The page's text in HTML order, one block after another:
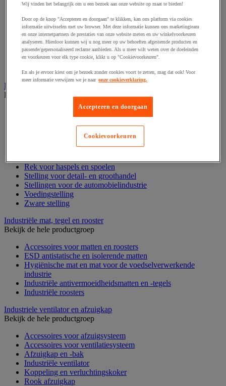
Hijspoelie en -katrol
Kabel
Kopschakel en snelschakel
Sjorband en trekstang
Spanband
Stalen ketting
Touw en draad
Industriële en magazijnstellingen
Bekijk de hele productgroep
Doorschuifstelling en doorrolstelling
Middelzware stelling
Rek voor haspels en spoelen
Stelling voor detail- en groothandel
Stellingen voor de automobielindustrie
Voedingstelling
Zware stelling
Industriële mat, tegel en rooster
Bekijk de hele productgroep
Accessoires voor matten en roosters
ESD antistatische en isolerende matten
Hygiënische mat en mat voor de voedselverwerkende
industrie
Industriële antivermoeidheidsmatten en -tegels
Industriële roosters
Industriele ventilator en afzuigkap
Bekijk de hele productgroep
Accessoires voor afzuigsysteem
Accessoires voor ventilatiesysteem
Afzuigkap en -bak
Industriële ventilator
Koppeling en verluchtingskoker
Rook afzuigkap
Wij vinden het belangrijk om u een bezoek aan onze website op maat te bieden!
Door op de knop "Accepteren en doorgaan" te klikken, kan ons platform via cookies
informatie uitwisselen met uw browser. Met deze informatie kunnen ons marketingteam
en onze internetpartners de prestaties van onze website meten en uw winkelvoorkeuren
analyseren. Hierdoor kunnen wij u nog meer op uw behoeften afgestemde producten en
passende/gepersonaliseerd reclame aanbieden. Als u meer wilt weten over de doeleinden
en voorkeuren voor elk type cookie, klikt u op "Cookievoorkeuren".
En als je ervoor kiest om je bezoek zonder cookies voort te zetten, mag dat ook! Voor
meer informatie verwijzen we je naar onze cookieverklaring.
Accepteren en doorgaan
Cookievoorkeuren